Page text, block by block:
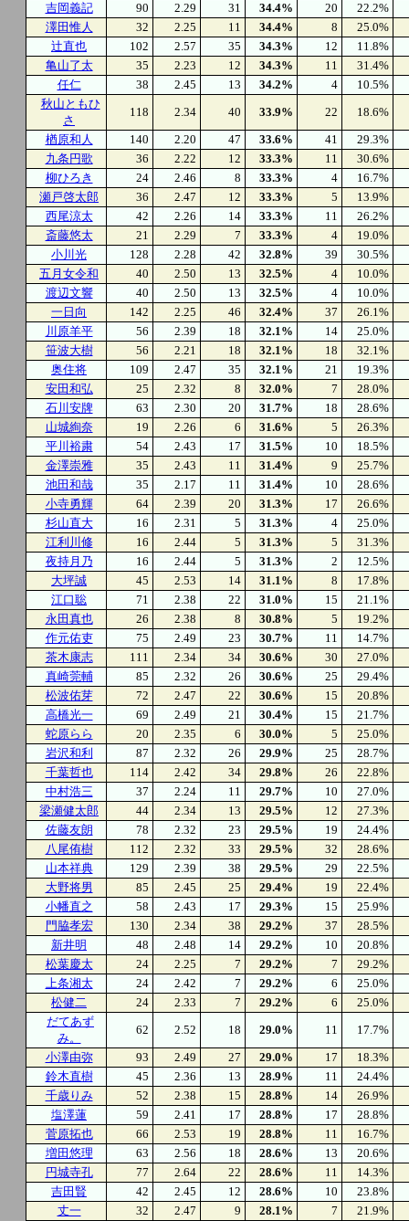
吉岡義記
90 2.29 31 34.4% 20
22.2%
澤田惟人
32 2.25 11 34.4% 8
25.0%
辻直也
102 2.57 35 34.3% 12
11.8%
亀山了太
35 2.23 12 34.3% 11
31.4%
任仁
38 2.45 13 34.2% 4
10.5%
秋山ともひ
さ
118 2.34 40 33.9% 22
18.6%
楢原和人
140 2.20 47 33.6% 41
29.3%
九条円歌
36 2.22 12 33.3% 11
30.6%
柳ひろき
24 2.46 8 33.3% 4
16.7%
瀬戸啓太郎
36 2.47 12 33.3% 5
13.9%
西尾涼太
42 2.26 14 33.3% 11
26.2%
斎藤悠太
21 2.29 7 33.3% 4
19.0%
小川光
128 2.28 42 32.8% 39
30.5%
五月女令和
40 2.50 13 32.5% 4
10.0%
渡辺文響
40 2.50 13 32.5% 4
10.0%
一日向
142 2.25 46 32.4% 37
26.1%
川原羊平
56 2.39 18 32.1% 14
25.0%
笹波大樹
56 2.21 18 32.1% 18
32.1%
奥住将
109 2.47 35 32.1% 21
19.3%
安田和弘
25 2.32 8 32.0% 7
28.0%
石川安牌
63 2.30 20 31.7% 18
28.6%
山城絢奈
19 2.26 6 31.6% 5
26.3%
平川裕粛
54 2.43 17 31.5% 10
18.5%
金澤崇雅
35 2.43 11 31.4% 9
25.7%
池田和哉
35 2.17 11 31.4% 10
28.6%
小寺勇輝
64 2.39 20 31.3% 17
26.6%
杉山直大
16 2.31 5 31.3% 4
25.0%
江利川修
16 2.44 5 31.3% 5
31.3%
夜持月乃
16 2.44 5 31.3% 2
12.5%
大坪誠
45 2.53 14 31.1% 8
17.8%
江口聡
71 2.38 22 31.0% 15
21.1%
永田真也
26 2.38 8 30.8% 5
19.2%
作元佑吏
75 2.49 23 30.7% 11
14.7%
茶木康志
111 2.34 34 30.6% 30
27.0%
真崎莞輔
85 2.32 26 30.6% 25
29.4%
松波佑芽
72 2.47 22 30.6% 15
20.8%
高橋光一
69 2.49 21 30.4% 15
21.7%
蛇原らら
20 2.35 6 30.0% 5
25.0%
岩沢和利
87 2.32 26 29.9% 25
28.7%
千葉哲也
114 2.42 34 29.8% 26
22.8%
中村浩三
37 2.24 11 29.7% 10
27.0%
梁瀬健太郎
44 2.34 13 29.5% 12
27.3%
佐藤友朗
78 2.32 23 29.5% 19
24.4%
八尾侑樹
112 2.32 33 29.5% 32
28.6%
山本祥典
129 2.39 38 29.5% 29
22.5%
大野将男
85 2.45 25 29.4% 19
22.4%
小幡直之
58 2.43 17 29.3% 15
25.9%
門脇孝宏
130 2.34 38 29.2% 37
28.5%
新井明
48 2.48 14 29.2% 10
20.8%
松葉慶太
24 2.25 7 29.2% 7
29.2%
上条湘太
24 2.42 7 29.2% 6
25.0%
松健二
24 2.33 7 29.2% 6
25.0%
だてあず
み。
62 2.52 18 29.0% 11
17.7%
小澤由弥
93 2.49 27 29.0% 17
18.3%
鈴木直樹
45 2.36 13 28.9% 11
24.4%
千歳りみ
52 2.38 15 28.8% 14
26.9%
塩澤蓮
59 2.41 17 28.8% 17
28.8%
菅原拓也
66 2.53 19 28.8% 11
16.7%
増田悠理
63 2.56 18 28.6% 13
20.6%
円城寺孔
77 2.64 22 28.6% 11
14.3%
吉田賢
42 2.45 12 28.6% 10
23.8%
丈一
32 2.47 9 28.1% 7
21.9%